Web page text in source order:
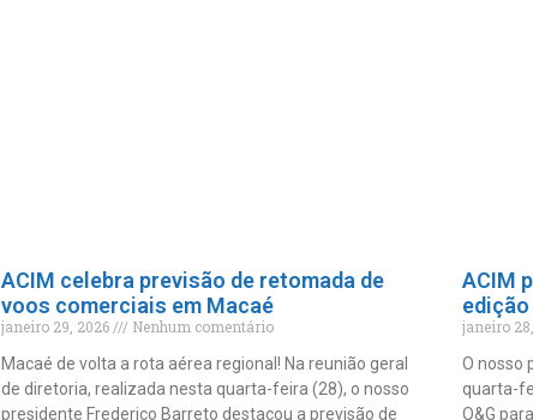
ACIM celebra previsão de retomada de
voos comerciais em Macaé
janeiro 29, 2026
Nenhum comentário
Macaé de volta a rota aérea regional! Na reunião geral
de diretoria, realizada nesta quarta-feira (28), o nosso
presidente Frederico Barreto destacou a previsão de
ACIM
edição
janeiro
O nosso
quarta-
O&G